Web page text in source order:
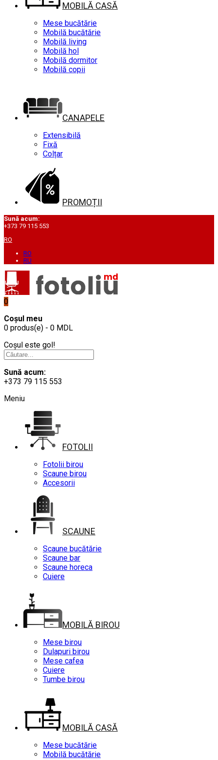
MOBILĂ CASĂ
Mese bucătărie
Mobilă bucătărie
Mobilă living
Mobilă hol
Mobilă dormitor
Mobilă copii
CANAPELE
Extensibilă
Fixă
Colțar
PROMOȚII
Sună acum:
+373 79 115 553
RO
RO
RU
0
Coșul meu
0 produs(e) - 0 MDL
Coșul este gol!
Sună acum:
+373 79 115 553
Meniu
FOTOLII
Fotolii birou
Scaune birou
Accesorii
SCAUNE
Scaune bucătărie
Scaune bar
Scaune horeca
Cuiere
MOBILĂ BIROU
Mese birou
Dulapuri birou
Mese cafea
Cuiere
Tumbe birou
MOBILĂ CASĂ
Mese bucătărie
Mobilă bucătărie